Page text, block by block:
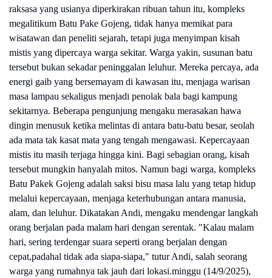
raksasa yang usianya diperkirakan ribuan tahun itu, kompleks
megalitikum Batu Pake Gojeng, tidak hanya memikat para
wisatawan dan peneliti sejarah, tetapi juga menyimpan kisah
mistis yang dipercaya warga sekitar. Warga yakin, susunan batu
tersebut bukan sekadar peninggalan leluhur. Mereka percaya, ada
energi gaib yang bersemayam di kawasan itu, menjaga warisan
masa lampau sekaligus menjadi penolak bala bagi kampung
sekitarnya. Beberapa pengunjung mengaku merasakan hawa
dingin menusuk ketika melintas di antara batu-batu besar, seolah
ada mata tak kasat mata yang tengah mengawasi. Kepercayaan
mistis itu masih terjaga hingga kini. Bagi sebagian orang, kisah
tersebut mungkin hanyalah mitos. Namun bagi warga, kompleks
Batu Pakek Gojeng adalah saksi bisu masa lalu yang tetap hidup
melalui kepercayaan, menjaga keterhubungan antara manusia,
alam, dan leluhur. Dikatakan Andi, mengaku mendengar langkah
orang berjalan pada malam hari dengan serentak. "Kalau malam
hari, sering terdengar suara seperti orang berjalan dengan
cepat,padahal tidak ada siapa-siapa," tutur Andi, salah seorang
warga yang rumahnya tak jauh dari lokasi.minggu (14/9/2025),